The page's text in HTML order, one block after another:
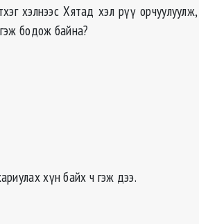
хэлнээс Хятад хэл рүү орчуулуулж,
бодож байна?
хүн байх ч гэж дээ.